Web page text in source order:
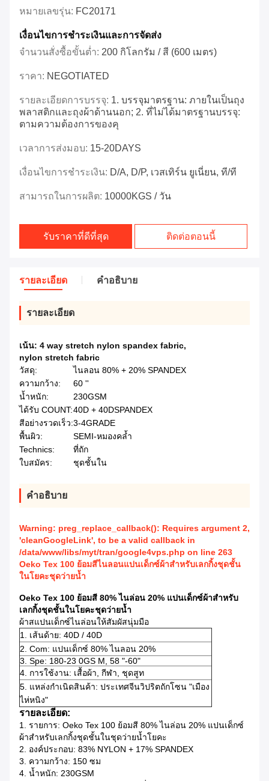
หมายเลขรุ่น: FC20171
เงื่อนไขการชำระเงินและการจัดส่ง
จำนวนสั่งซื้อขั้นต่ำ: 200 กิโลกรัม / สี (600 เมตร)
ราคา: NEGOTIATED
รายละเอียดการบรรจุ: 1. บรรจุมาตรฐาน: ภายในเป็นถุง
พลาสติกและถุงผ้าด้านนอก; 2. ที่ไม่ได้มาตรฐานบรรจุ:
ตามความต้องการของคุ
เวลาการส่งมอบ: 15-20DAYS
เงื่อนไขการชำระเงิน: D/A, D/P, เวสเทิร์น ยูเนี่ยน, ที/ที
สามารถในการผลิต: 10000KGS / วัน
รับราคาที่ดีที่สุด ติดต่อตอนนี้
รายละเอียด คําอธิบาย
รายละเอียด
เน้น: 4 way stretch nylon spandex fabric,
nylon stretch fabric
วัสดุ:
ไนลอน 80% + 20% SPANDEX
ความกว้าง:
60 ''
น้ำหนัก:
230GSM
ได้รับ COUNT:40D + 40DSPANDEX
สีอย่างรวดเร็ว:3-4GRADE
พื้นผิว:
SEMI-หมองคล้ำ
Technics:
ที่ถัก
ใบสมัคร:
ชุดชั้นใน
คําอธิบาย
Warning: preg_replace_callback(): Requires argument 2,
'cleanGoogleLink', to be a valid callback in
/data/www/libs/myt/tran/google4vps.php on line 263
Oeko Tex 100 ย้อมสีไนลอนแปนเด็กซ์ผ้าสำหรับเลกกิ้งชุดชั้น
ในโยคะชุดว่ายน้ำ
Oeko Tex 100 ย้อมสี 80% ไนล่อน 20% แปนเด็กซ์ผ้าสำหรับ
เลกกิ้งชุดชั้นในโยคะชุดว่ายน้ำ
ผ้าสแปนเด็กซ์ไนล่อนให้สัมผัสนุ่มมือ
1. เส้นด้าย: 40D / 40D
2. Com: แปนเด็กซ์ 80% ไนลอน 20%
3. Spe: 180-23 0GS M, 58 "-60"
4. การใช้งาน: เสื้อผ้า, กีฬา, ชุดสูท
5. แหล่งกำเนิดสินค้า: ประเทศจีนวิปริตถักโซน "เมือง
ไห่หนิง"
รายละเอียด:
1. รายการ: Oeko Tex 100 ย้อมสี 80% ไนล่อน 20% แปนเด็กซ์
ผ้าสำหรับเลกกิ้งชุดชั้นในชุดว่ายน้ำโยคะ
2. องค์ประกอบ: 83% NYLON + 17% SPANDEX
3. ความกว้าง: 150 ซม
4. น้ำหนัก: 230GSM